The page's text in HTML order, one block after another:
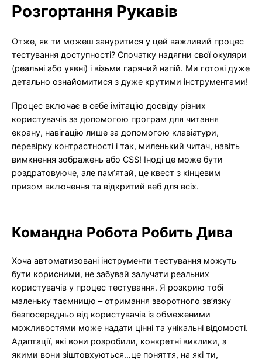
Розгортання Рукавів
Отже, як ти можеш зануритися у цей важливий процес
тестування доступності? Спочатку надягни свої окуляри
(реальні або уявні) і візьми гарячий напій. Ми готові дуже
детально ознайомитися з дуже крутими інструментами!
Процес включає в себе імітацію досвіду різних
користувачів за допомогою програм для читання
екрану, навігацію лише за допомогою клавіатури,
перевірку контрастності і так, миленький читач, навіть
вимкнення зображень або CSS! Іноді це може бути
роздратовуюче, але пам’ятай, це квест з кінцевим
призом включення та відкритий веб для всіх.
Командна Робота Робить Дива
Хоча автоматизовані інструменти тестування можуть
бути корисними, не забувай залучати реальних
користувачів у процес тестування. Я розкрию тобі
маленьку таємницю – отримання зворотного зв’язку
безпосередньо від користувачів із обмеженими
можливостями може надати цінні та унікальні відомості.
Адаптації, які вони розробили, конкретні виклики, з
якими вони зіштовхуються…це поняття, на які ти,